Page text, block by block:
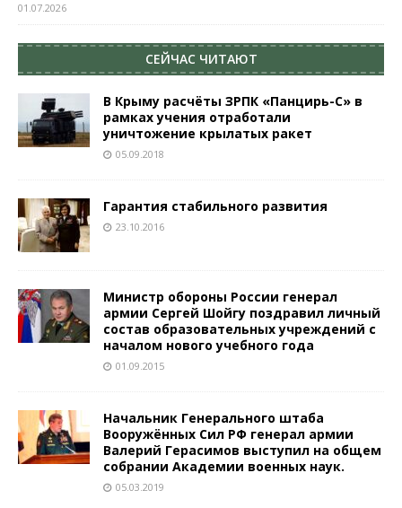
01.07.2026
СЕЙЧАС ЧИТАЮТ
В Крыму расчёты ЗРПК «Панцирь-С» в
рамках учения отработали
уничтожение крылатых ракет
05.09.2018
Гарантия стабильного развития
23.10.2016
Министр обороны России генерал
армии Сергей Шойгу поздравил личный
состав образовательных учреждений с
началом нового учебного года
01.09.2015
Начальник Генерального штаба
Вооружённых Сил РФ генерал армии
Валерий Герасимов выступил на общем
собрании Академии военных наук.
05.03.2019